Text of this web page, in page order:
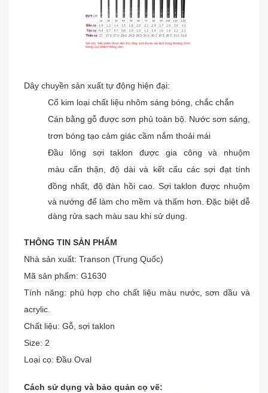
Dây chuyền sản xuất tự động hiện đại:
Cổ kim loại chất liệu nhôm sáng bóng, chắc chắn
Cán bằng gỗ được sơn phủ toàn bộ. Nước sơn sáng,
trơn bóng tạo cảm giác cầm nắm thoải mái
Đầu lông sợi taklon được gia công và nhuộm
màucẩn thận, độ dài và kết cấu các sợi đạt tính
đồng nhất, độ đàn hồi cao. Sợi taklonđược nhuộm
và nướng để làm cho mềm và thấm hơn. Đặc biệt dễ
dàng rửa sạch màu sau khi sử dụng.
THÔNG TIN SẢN PHẨM
Nhà sản xuất: Transon (Trung Quốc)
Mã sản phẩm: G1630
Tính năng: phù hợp cho chất liệu màu nước, sơn dầu và
acrylic.
Chất liệu: Gỗ, sợi taklon
Size: 2
Loại cọ: Đầu Oval
Cách sử dụng và bảo quản cọ vẽ: